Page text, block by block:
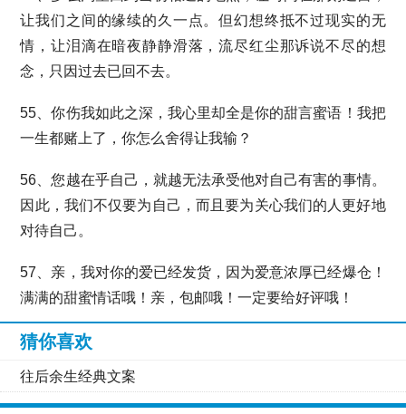
让我们之间的缘续的久一点。但幻想终抵不过现实的无
情，让泪滴在暗夜静静滑落，流尽红尘那诉说不尽的想
念，只因过去已回不去。
55、你伤我如此之深，我心里却全是你的甜言蜜语！我把
一生都赌上了，你怎么舍得让我输？
56、您越在乎自己，就越无法承受他对自己有害的事情。
因此，我们不仅要为自己，而且要为关心我们的人更好地
对待自己。
57、亲，我对你的爱已经发货，因为爱意浓厚已经爆仓！
满满的甜蜜情话哦！亲，包邮哦！一定要给好评哦！
猜你喜欢
往后余生经典文案